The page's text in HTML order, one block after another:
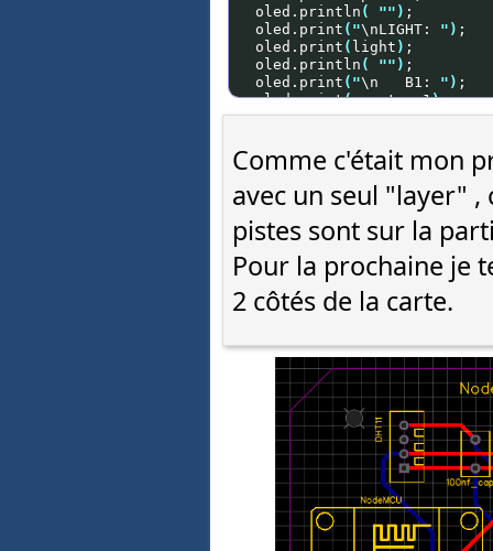
Comme c'était mon
avec un seul "layer" ,
pistes sont sur la
Pour la prochaine je
2 côtés de la carte.